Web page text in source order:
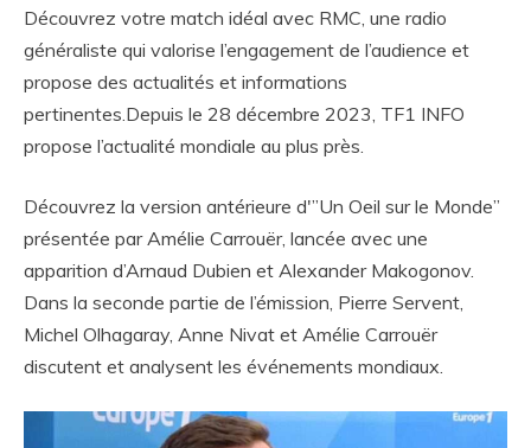
Découvrez votre match idéal avec RMC, une radio
généraliste qui valorise l’engagement de l’audience et
propose des actualités et informations
pertinentes.Depuis le 28 décembre 2023, TF1 INFO
propose l’actualité mondiale au plus près.
Découvrez la version antérieure d'”Un Oeil sur le Monde”
présentée par Amélie Carrouër, lancée avec une
apparition d’Arnaud Dubien et Alexander Makogonov.
Dans la seconde partie de l’émission, Pierre Servent,
Michel Olhagaray, Anne Nivat et Amélie Carrouër
discutent et analysent les événements mondiaux.